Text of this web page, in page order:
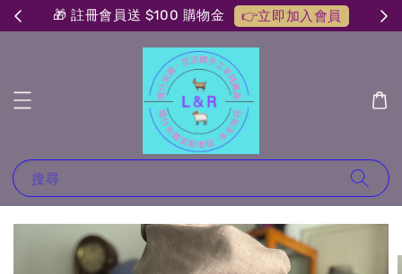
🎁 註冊會員送 $100 購物金 👉立即加入會員
搜尋